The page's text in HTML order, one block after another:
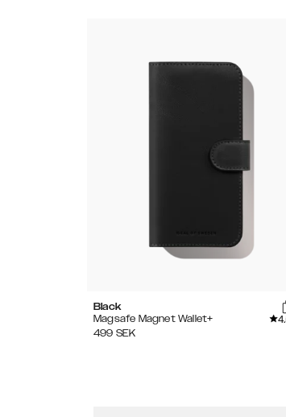
Black
Magsafe Magnet Wallet+
499 SEK